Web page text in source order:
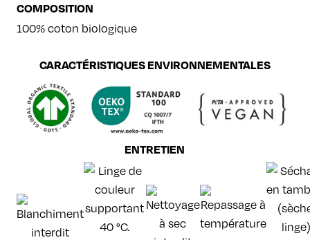
COMPOSITION
100% coton biologique
CARACTÉRISTIQUES ENVIRONNEMENTALES
ENTRETIEN